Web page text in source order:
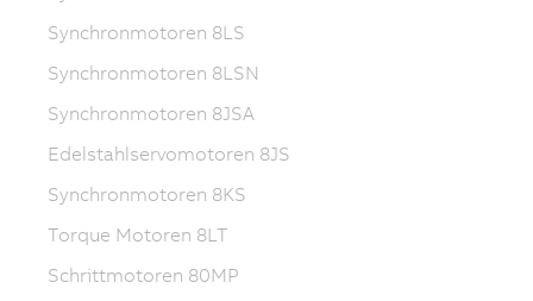
Synchronmotoren 8LS
Synchronmotoren 8LSN
Synchronmotoren 8JSA
Edelstahlservomotoren 8JS
Synchronmotoren 8KS
Torque Motoren 8LT
Schrittmotoren 80MP